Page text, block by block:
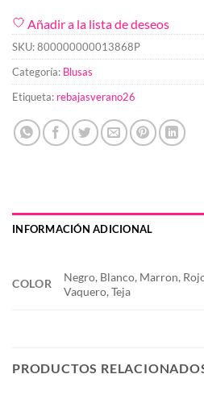
Añadir a la lista de deseos
SKU:800000000013868P
Categoría: Blusas
Etiqueta: rebajasverano26
INFORMACIÓN ADICIONAL
COLOR
Negro, Blanco, Marron,
Vaquero, Teja
PRODUCTOS